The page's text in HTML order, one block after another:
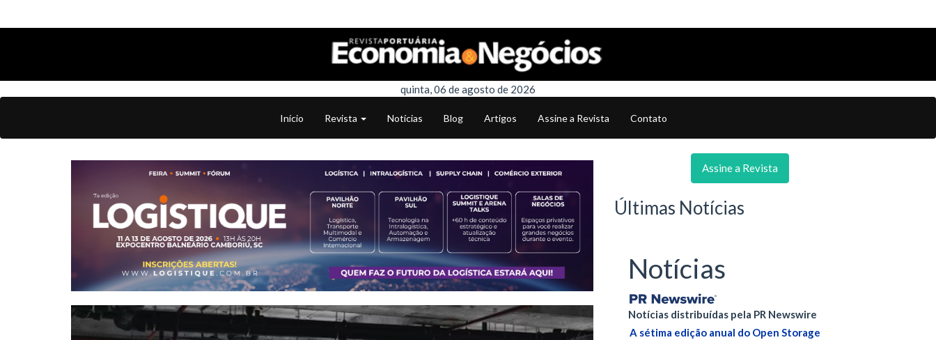
quinta, 06 de agosto de 2026
Início Revista Notícias Blog Artigos Assine a Revista Contato
Assine a Revista
Últimas Notícias
Notícias
Notícias distribuídas pela PR Newswire
A sétima edição anual do Open Storage